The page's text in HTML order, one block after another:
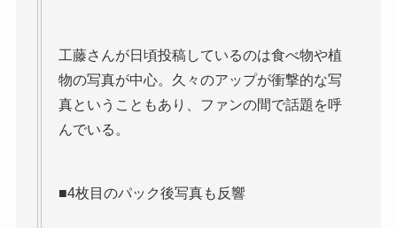
工藤さんが日頃投稿しているのは食べ物や植
物の写真が中心。久々のアップが衝撃的な写
真ということもあり、ファンの間で話題を呼
んでいる。
■4枚目のパック後写真も反響